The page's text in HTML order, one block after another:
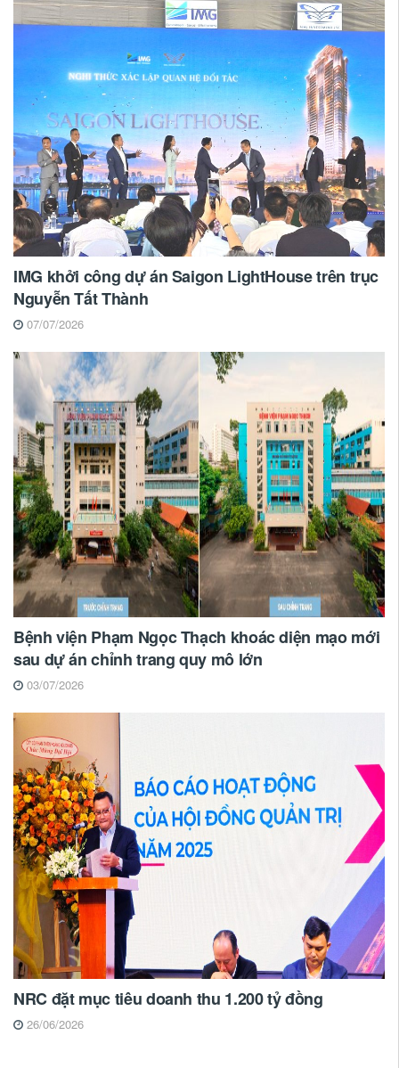
IMG khởi công dự án Saigon LightHouse trên trục
Nguyễn Tất Thành
07/07/2026
Bệnh viện Phạm Ngọc Thạch khoác diện mạo mới
sau dự án chỉnh trang quy mô lớn
03/07/2026
NRC đặt mục tiêu doanh thu 1.200 tỷ đồng
26/06/2026